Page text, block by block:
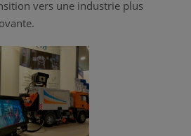
vers une industrie plus